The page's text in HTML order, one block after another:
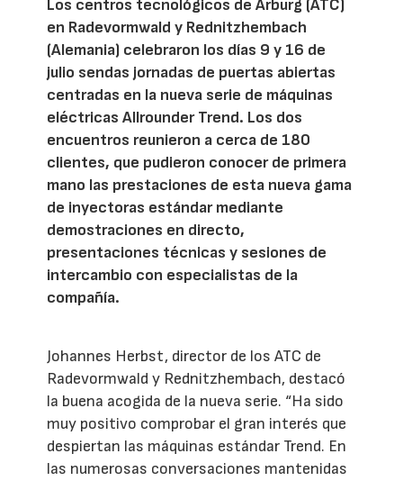
Los centros tecnológicos de Arburg (ATC)
en Radevormwald y Rednitzhembach
(Alemania) celebraron los días 9 y 16 de
julio sendas jornadas de puertas abiertas
centradas en la nueva serie de máquinas
eléctricas Allrounder Trend. Los dos
encuentros reunieron a cerca de 180
clientes, que pudieron conocer de primera
mano las prestaciones de esta nueva gama
de inyectoras estándar mediante
demostraciones en directo,
presentaciones técnicas y sesiones de
intercambio con especialistas de la
compañía.
Johannes Herbst, director de los ATC de
Radevormwald y Rednitzhembach, destacó
la buena acogida de la nueva serie. “Ha sido
muy positivo comprobar el gran interés que
despiertan las máquinas estándar Trend. En
las numerosas conversaciones mantenidas